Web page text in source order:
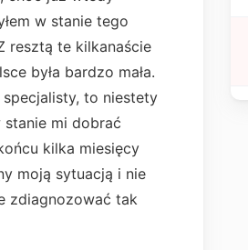
w stanie tego
resztą te kilkanaście
była bardzo mała.
specjalisty, to niestety
mi dobrać
kilka miesięcy
moją sytuacją i nie
zdiagnozować tak